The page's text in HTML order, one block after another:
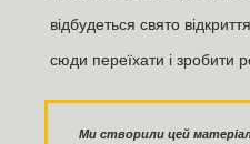
відбудеться свято
сюди переїхати і зробити
Ми створили цей матеріал